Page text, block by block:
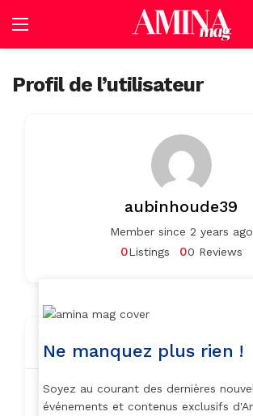
Profil de l’utilisateur
aubinhoude39
Member since 2 years ago
00 Reviews
0Listings
aubinhoude39@gmail.com
Ne manquez plus rien !
Soyez au courant des dernières
événements et contenus exclusifs